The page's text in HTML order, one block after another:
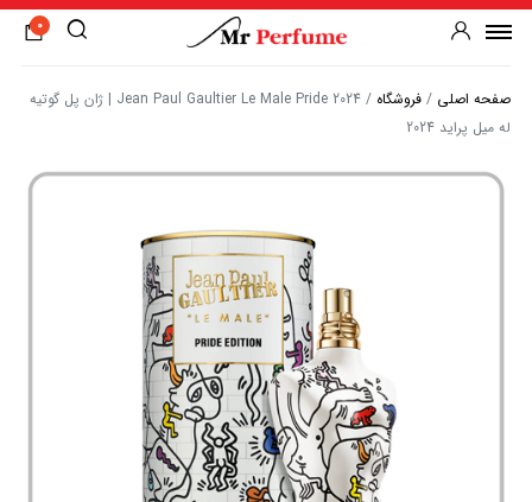
0
صفحه اصلی / فروشگاه /
Jean Paul Gaultier Le Male Pride 2024 | ژان پل گوتیه
له میل پراید 2024